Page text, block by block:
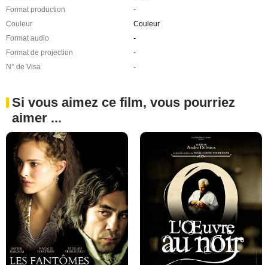
Format production
-
Couleur
Couleur
Format audio
-
Format de projection
-
N° de Visa
-
Si vous aimez ce film, vous pourriez
aimer ...